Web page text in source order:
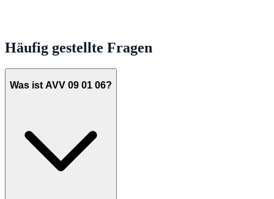
Häufig gestellte Fragen
Was ist AVV 09 01 06?